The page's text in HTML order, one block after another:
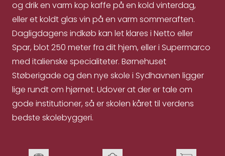
og drik en varm kop kaffe på en kold vinterdag,
eller et koldt glas vin på en varm sommeraften.
Dagligdagens indkøb kan let klares i Netto eller
Spar, blot 250 meter fra dit hjem, eller i Supermarco
med italienske specialiteter. Børnehuset
Støberigade og den nye skole i Sydhavnen ligger
lige rundt om hjørnet. Udover at der er tale om
gode institutioner, så er skolen kåret til verdens
bedste skolebyggeri.